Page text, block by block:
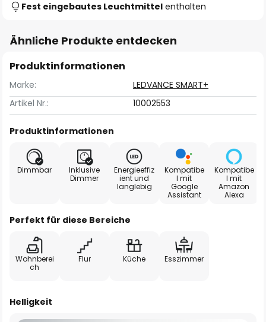
Fest eingebautes Leuchtmittel enthalten
Ähnliche Produkte entdecken
Produktinformationen
Marke:
LEDVANCE SMART+
Artikel Nr.:
10002553
Produktinformationen
Dimmbar
Inklusive
Dimmer
Energieeffiz
ient und
langlebig
Kompatibe
l mit
Google
Assistant
Kompatibe
l mit
Amazon
Alexa
Perfekt für diese Bereiche
Wohnberei
ch
Flur Küche Esszimmer
Helligkeit